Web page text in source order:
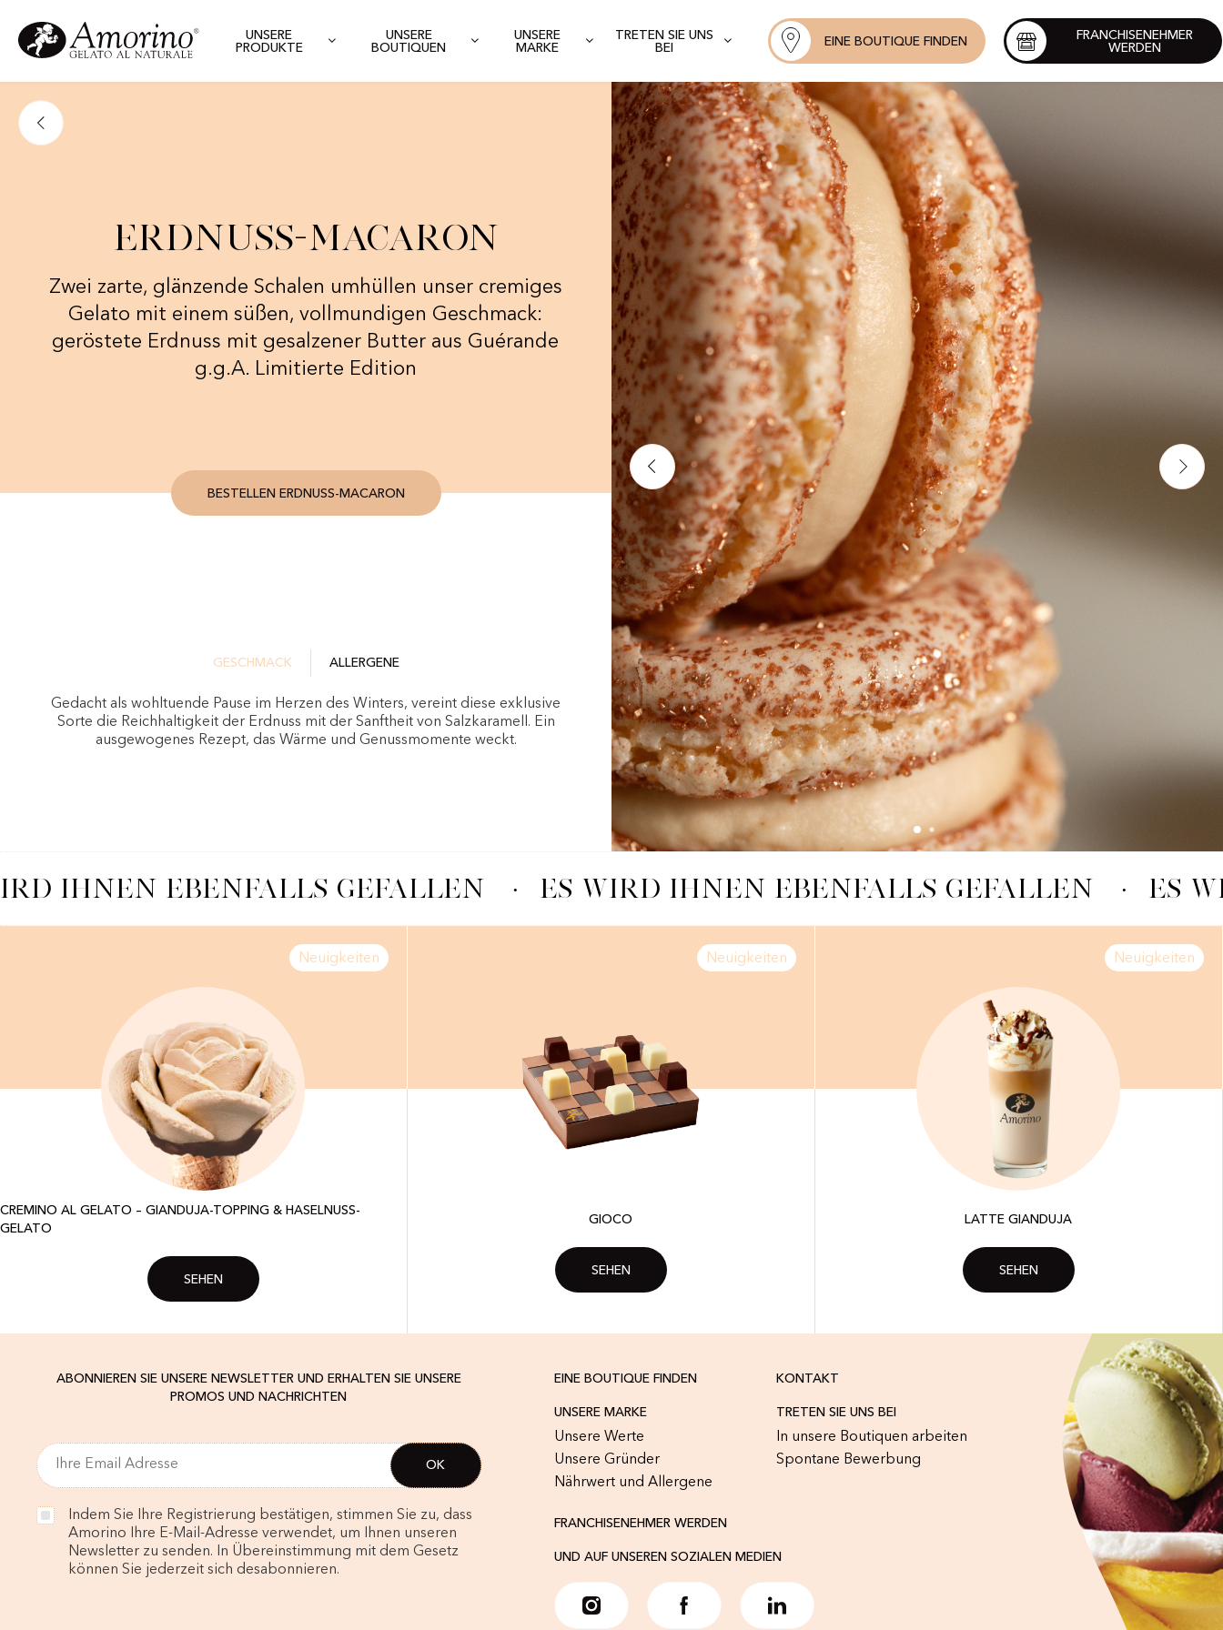
UNSERE
PRODUKTE
UNSERE
BOUTIQUEN
UNSERE
MARKE
TRETEN SIE UNS
BEI
EINE BOUTIQUE FINDEN
FRANCHISENEHMER
WERDEN
Erdnuss-Macaron
Zwei zarte, glänzende Schalen umhüllen unser cremiges
Gelato mit einem süßen, vollmundigen Geschmack:
geröstete Erdnuss mit gesalzener Butter aus Guérande
g.g.A. Limitierte Edition
BESTELLEN ERDNUSS-MACARON
GESCHMACK ALLERGENE
Gedacht als wohltuende Pause im Herzen des Winters, vereint diese exklusive
Sorte die Reichhaltigkeit der Erdnuss mit der Sanftheit von Salzkaramell. Ein
ausgewogenes Rezept, das Wärme und Genussmomente weckt.
IHNEN EBENFALLS GEFALLEN ES WIRD IHNEN EBENFALLS GEFALLEN ES
Neuigkeiten
CREMINO AL GELATO – GIANDUJA-TOPPING & HASELNUSS-
GELATO
SEHEN
Neuigkeiten
GIOCO
SEHEN
Neuigkeiten
LATTE GIANDUJA
SEHEN
ABONNIEREN SIE UNSERE NEWSLETTER UND ERHALTEN SIE UNSERE
PROMOS UND NACHRICHTEN
Indem Sie Ihre Registrierung bestätigen, stimmen Sie zu, dass
Amorino Ihre E-Mail-Adresse verwendet, um Ihnen unseren
Newsletter zu senden. In Übereinstimmung mit dem Gesetz
können Sie jederzeit sich desabonnieren.
EINE BOUTIQUE FINDEN KONTAKT
UNSERE MARKE
Unsere Werte
Unsere Gründer
Nährwert und Allergene
TRETEN SIE UNS BEI
In unsere Boutiquen arbeiten
Spontane Bewerbung
FRANCHISENEHMER WERDEN
UND AUF UNSEREN SOZIALEN MEDIEN